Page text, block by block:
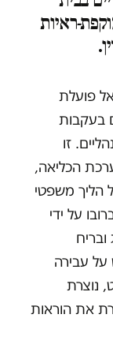
ראיות
פועלת
בעקבות
זו
הכליאה,
הליך משפטי
על ידי
על עבירה
נוצרת
את הוראות